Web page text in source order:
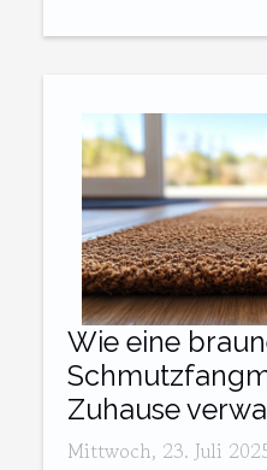
Wie eine
Zuhause
Mittwoch, 23. Juli